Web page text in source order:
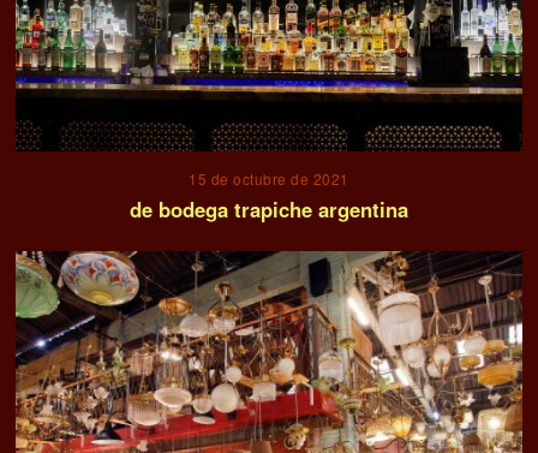
15 de octubre de 2021
de bodega trapiche argentina